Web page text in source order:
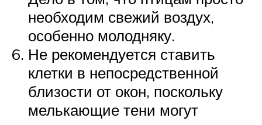
необходим свежий воздух,
особенно молодняку.
Не рекомендуется ставить
клетки в непосредственной
близости от окон, поскольку
мелькающие тени могут